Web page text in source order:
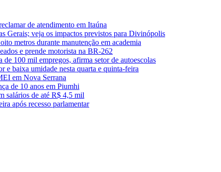
de atendimento em Itaúna
Gerais; veja os impactos previstos para Divinópolis
metros durante manutenção em academia
e prende motorista na BR-262
100 mil empregos, afirma setor de autoescolas
e baixa umidade nesta quarta e quinta-feira
em Nova Serrana
de 10 anos em Piumhi
salários de até R$ 4,5 mil
após recesso parlamentar